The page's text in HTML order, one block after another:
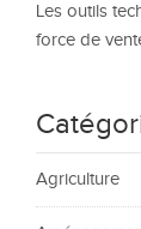
Les outils
force de
Agriculture